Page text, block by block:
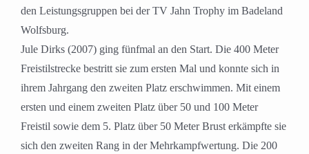
den Leistungsgruppen bei der TV Jahn Trophy im Badeland
Wolfsburg.
Jule Dirks (2007) ging fünfmal an den Start. Die 400 Meter
Freistilstrecke bestritt sie zum ersten Mal und konnte sich in
ihrem Jahrgang den zweiten Platz erschwimmen. Mit einem
ersten und einem zweiten Platz über 50 und 100 Meter
Freistil sowie dem 5. Platz über 50 Meter Brust erkämpfte sie
sich den zweiten Rang in der Mehrkampfwertung. Die 200